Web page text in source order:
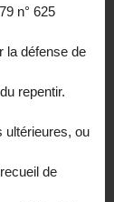
n° 625
la défense de
repentir.
ultérieures, ou
de